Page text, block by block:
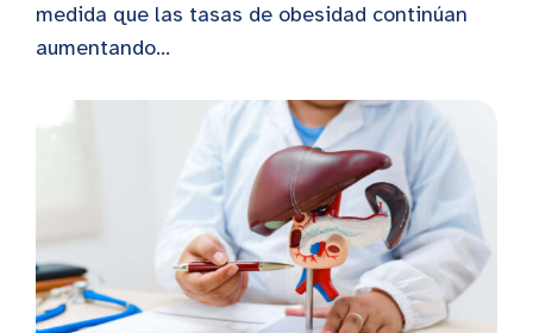
medida que las tasas de obesidad continúan
aumentando...